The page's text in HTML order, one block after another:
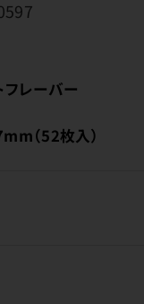
フレーバー
（52枚入）